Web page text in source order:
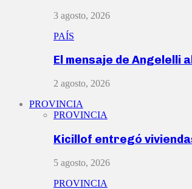
3 agosto, 2026
PAÍS
El mensaje de Angelelli
2 agosto, 2026
PROVINCIA
PROVINCIA
Kicillof entregó
5 agosto, 2026
PROVINCIA